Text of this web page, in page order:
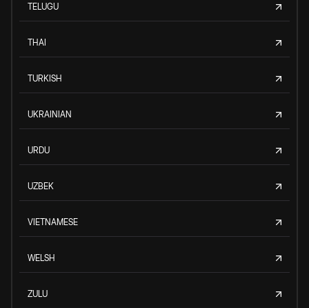
TELUGU
THAI
TURKISH
UKRAINIAN
URDU
UZBEK
VIETNAMESE
WELSH
ZULU